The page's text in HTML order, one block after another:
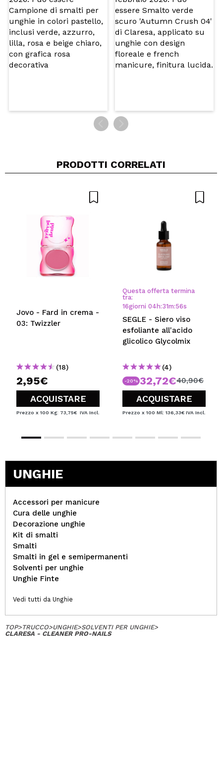
Consiglieresti questo acquisto? Si No
5/5
INVIA
PRODOTTI CORRELATI
Jovo - Fard in crema -
03: Twizzler
(18)
2,95€
ACQUISTARE
Prezzo x 100 Kg: 73,75€ IVA Incl.
Questa offerta termina
tra:
16giorni 04h:31m:55s
SEGLE - Siero viso
esfoliante all'acido
glicolico Glycolmix
(4)
-20% 32,72€40,90€
ACQUISTARE
Prezzo x 100 Ml: 136,33€ IVA Incl.
UNGHIE
Accessori per manicure
Cura delle unghie
Decorazione unghie
Kit di smalti
Smalti
Smalti in gel e semipermanenti
Solventi per unghie
Unghie Finte
Vedi tutti da Unghie
TOP>TRUCCO>UNGHIE>SOLVENTI PER UNGHIE>
CLARESA - CLEANER PRO-NAILS